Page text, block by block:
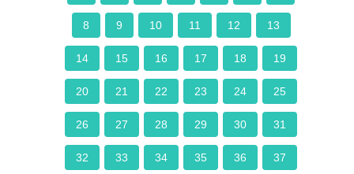
8 9 10 11 12 13
14 15 16 17 18 19
20 21 22 23 24 25
26 27 28 29 30 31
32 33 34 35 36 37